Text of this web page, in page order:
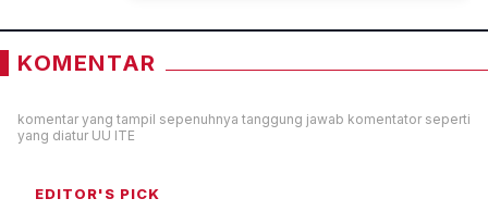
KOMENTAR
komentar yang tampil sepenuhnya tanggung jawab komentator seperti
yang diatur UU ITE
EDITOR'S PICK